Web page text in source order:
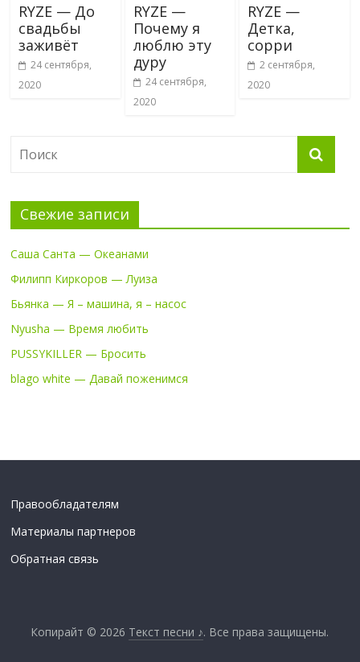
RYZE — До
свадьбы
заживёт
24 сентября,
2020
RYZE —
Почему я
люблю эту
дуру
24 сентября,
2020
RYZE —
Детка,
сорри
2 сентября,
2020
Свежие записи
Саша Санта — Океанами
Филипп Киркоров — Луиза
Бьянка — Я – машина, я – насос
Nyusha — Время любить
PUSSYKILLER — Бросить
blago white — Давай поженимся
Правообладателям
Материалы партнеров
Обратная связь
Копирайт © 2026 Текст песни ♪. Все права защищены.